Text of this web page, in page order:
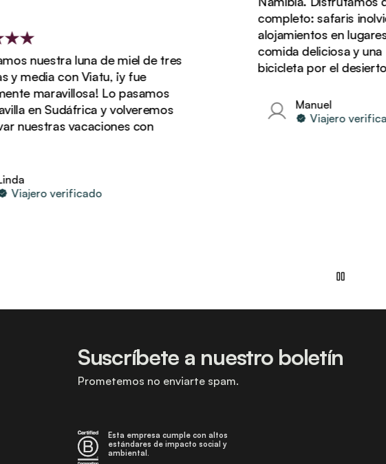
nuestra luna de miel de tres
con Viatu, ¡y fue
maravillosa! Lo pasamos
en Sudáfrica y volveremos
vacaciones con
verificado
completo: safaris
alojamientos en lugares
comida deliciosa y una
bicicleta por el desierto.
Manuel
Viajero verificado
Suscríbete a nuestro boletín
Prometemos no enviarte spam.
Esta empresa cumple con altos
estándares de impacto social y
ambiental.